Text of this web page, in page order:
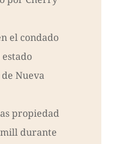
el condado
Nueva
propiedad
durante